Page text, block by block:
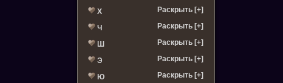
Х Раскрыть [+]
Ч Раскрыть [+]
Ш Раскрыть [+]
Э Раскрыть [+]
Ю Раскрыть [+]